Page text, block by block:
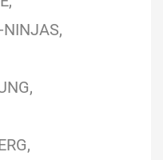
NINJAS